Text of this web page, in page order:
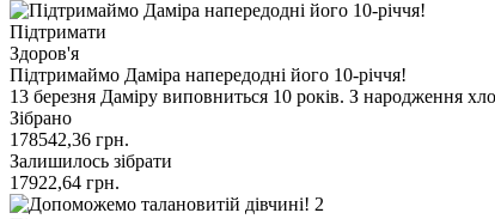
Підтримати
Здоров'я
Підтримаймо Даміра напередодні його 10-річчя!
13 березня Даміру виповниться 10 років. З народження
Зібрано
178542,36 грн.
Залишилось зібрати
17922,64 грн.